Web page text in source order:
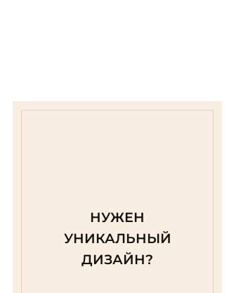
НУЖЕН
УНИКАЛЬНЫЙ
ДИЗАЙН?